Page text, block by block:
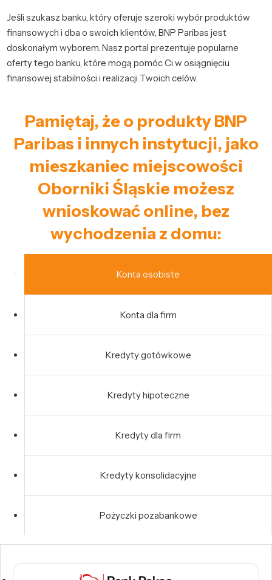
Jeśli szukasz banku, który oferuje szeroki wybór produktów
finansowych i dba o swoich klientów, BNP Paribas jest
doskonałym wyborem. Nasz portal prezentuje popularne
oferty tego banku, które mogą pomóc Ci w osiągnięciu
finansowej stabilności i realizacji Twoich celów.
Pamiętaj, że o produkty BNP
Paribas i innych instytucji, jako
mieszkaniec miejscowości
Oborniki Śląskie możesz
wnioskować online, bez
wychodzenia z domu:
Konta osobiste
Konta dla firm
Kredyty gotówkowe
Kredyty hipoteczne
Kredyty dla firm
Kredyty konsolidacyjne
Pożyczki pozabankowe